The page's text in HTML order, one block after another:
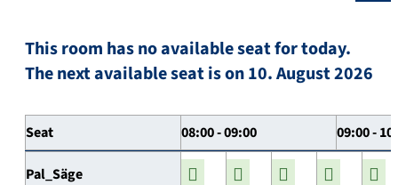
This room has no available seat for today.
The next available seat is on 10. August 2026
Seat 08:00 - 09:00 09:00 -
Pal_Säge